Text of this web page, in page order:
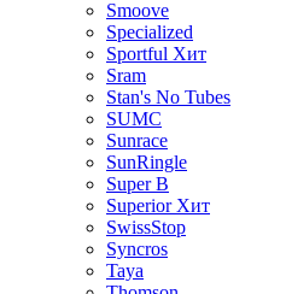
Smoove
Specialized
Sportful Хит
Sram
Stan's No Tubes
SUMC
Sunrace
SunRingle
Super B
Superior Хит
SwissStop
Syncros
Taya